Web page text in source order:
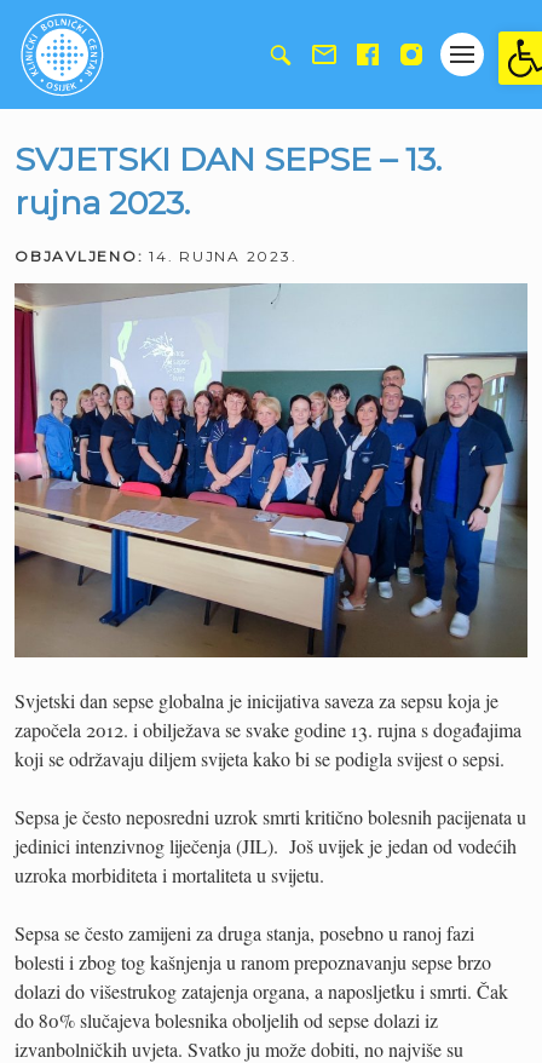
SVJETSKI DAN SEPSE – 13.
rujna 2023.
OBJAVLJENO: 14. RUJNA 2023.
Svjetski dan sepse globalna je inicijativa saveza za sepsu koja je
započela 2012. i obilježava se svake godine 13. rujna s događajima
koji se održavaju diljem svijeta kako bi se podigla svijest o sepsi.
Sepsa je često neposredni uzrok smrti kritično bolesnih pacijenata u
jedinici intenzivnog liječenja (JIL). Još uvijek je jedan od vodećih
uzroka morbiditeta i mortaliteta u svijetu.
Sepsa se često zamijeni za druga stanja, posebno u ranoj fazi
bolesti i zbog tog kašnjenja u ranom prepoznavanju sepse brzo
dolazi do višestrukog zatajenja organa, a naposljetku i smrti. Čak
do 80% slučajeva bolesnika oboljelih od sepse dolazi iz
izvanbolničkih uvjeta. Svatko ju može dobiti, no najviše su